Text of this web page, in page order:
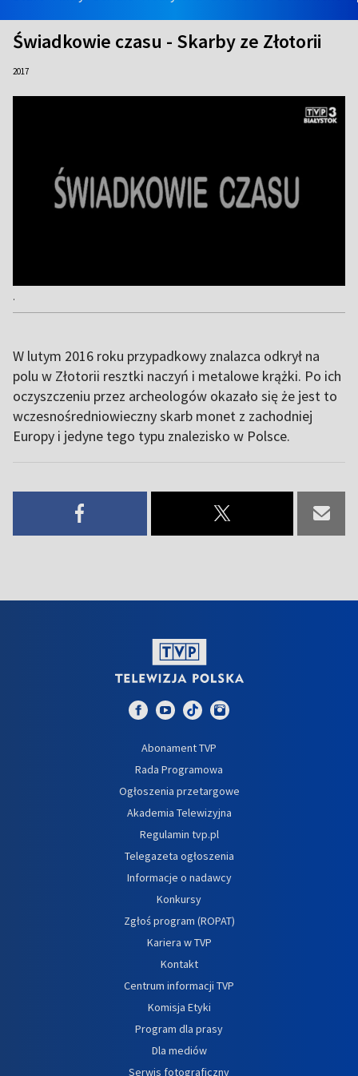
Świadkowie czasu - Skarby ze Złotorii
2017
.
W lutym 2016 roku przypadkowy znalazca odkrył na
polu w Złotorii resztki naczyń i metalowe krążki. Po ich
oczyszczeniu przez archeologów okazało się że jest to
wczesnośredniowieczny skarb monet z zachodniej
Europy i jedyne tego typu znalezisko w Polsce.
Abonament TVP
Rada Programowa
Ogłoszenia przetargowe
Akademia Telewizyjna
Regulamin tvp.pl
Telegazeta ogłoszenia
Informacje o nadawcy
Konkursy
Zgłoś program (ROPAT)
Kariera w TVP
Kontakt
Centrum informacji TVP
Komisja Etyki
Program dla prasy
Dla mediów
Serwis fotograficzny